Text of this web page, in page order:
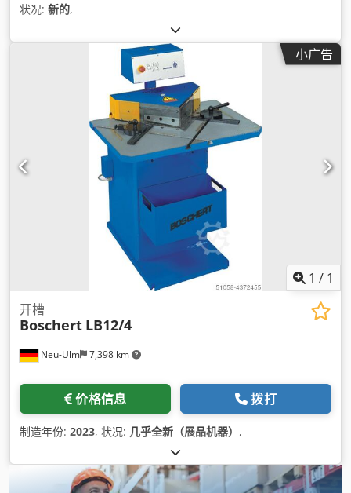
状况: 新的,
小广告
1 / 1
Neu-Ulm 7,398 km
开槽
Boschert LB12/4
价格信息 拨打
制造年份: 2023, 状况: 几乎全新（展品机器） ,